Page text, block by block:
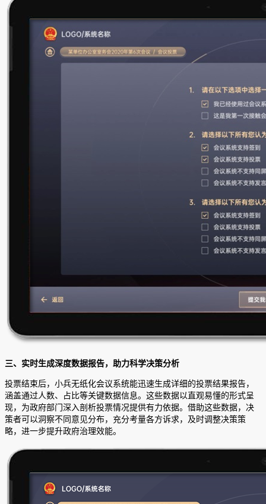
三、实时生成深度数据报告，助力科学决策分析
投票结束后，小兵无纸化会议系统能迅速生成详细的投票结果报告，
涵盖通过人数、占比等关键数据信息。这些数据以直观易懂的形式呈
现，为政府部门深入剖析投票情况提供有力依据。借助这些数据，决
策者可以洞察不同意见分布，充分考量各方诉求，及时调整决策策
略，进一步提升政府治理效能。